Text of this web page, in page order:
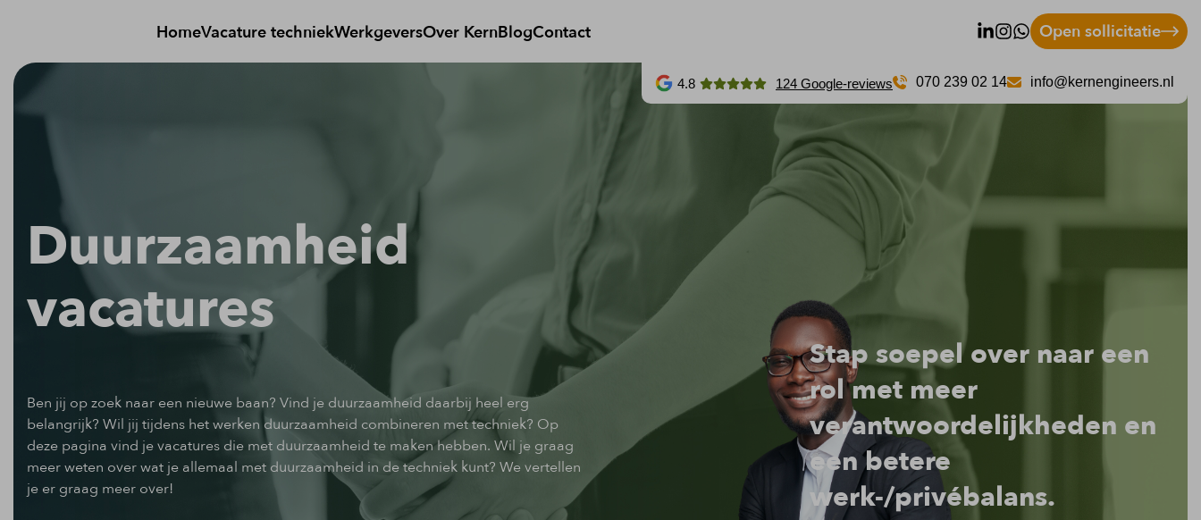
HomeVacature techniekWerkgeversOver KernBlogContact Open sollicitatie
4.8 124 Google-reviews 070 239 02 14 info@kernengineers.nl
Duurzaamheid
vacatures
Ben jij op zoek naar een nieuwe baan? Vind je duurzaamheid daarbij heel erg
belangrijk? Wil jij tijdens het werken duurzaamheid combineren met techniek? Op
deze pagina vind je vacatures die met duurzaamheid te maken hebben. Wil je graag
meer weten over wat je allemaal met duurzaamheid in de techniek kunt? We vertellen
je er graag meer over!
Stap soepel over naar een
rol met meer
verantwoordelijkheden en
een betere
werk-/privébalans.